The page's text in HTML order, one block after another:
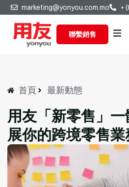
marketing@yonyou.com.mo +
聯繫銷售
首頁 最新動態
用友「新零售」
展你的跨境零售業